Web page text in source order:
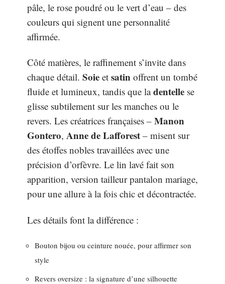
pâle, le rose poudré ou le vert d’eau – des
couleurs qui signent une personnalité
affirmée.
Côté matières, le raffinement s’invite dans
chaque détail. Soie et satin offrent un tombé
fluide et lumineux, tandis que ladentelle se
glisse subtilement sur les manches ou le
revers. Les créatrices françaises – Manon
Gontero, Anne de Lafforest – misent sur
des étoffes nobles travaillées avec une
précision d’orfèvre. Le lin lavé fait son
apparition, version tailleur pantalon mariage,
pour une allure à la fois chic et décontractée.
Les détails font la différence :
Bouton bijou ou ceinture nouée, pour affirmer son
style
Revers oversize : la signature d’une silhouette